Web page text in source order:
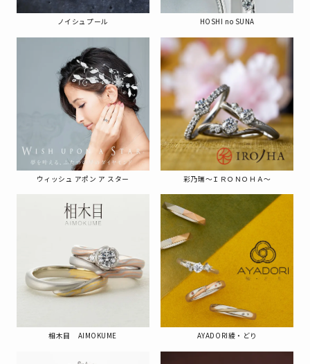
ノイシュプール HOSHI no SUNA
ウィッシュ アポン ア スター 彩乃瑞～ＩＲＯＮＯＨＡ～
相木目 AIMOKUME AYADORI綾・どり